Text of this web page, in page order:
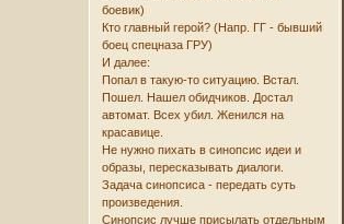
боевик)
Кто главный герой? (Напр. ГГ - бывший
боец спецназа ГРУ)
И далее:
Попал в такую-то ситуацию. Встал.
Пошел. Нашел обидчиков. Достал
автомат. Всех убил. Женился на
красавице.
Не нужно пихать в синопсис идеи и
образы, пересказывать диалоги.
Задача синопсиса - передать суть
произведения.
Синопсис лучше присылать отдельным